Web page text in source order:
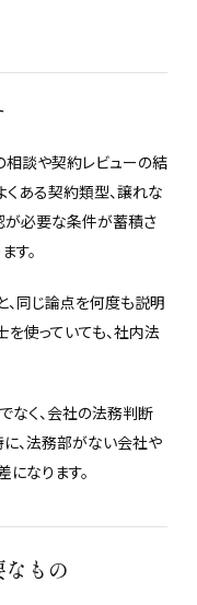
相談や契約レビューの結
くある契約類型、譲れな
が必要な条件が蓄積さ
す。
、同じ論点を何度も説明
を使っていても、社内法
なく、会社の法務判断
、法務部がない会社や
なります。
もの